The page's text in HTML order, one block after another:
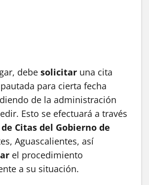
debe solicitar una cita
para cierta fecha
de la administración
Esto se efectuará a través
Citas del Gobierno de
Aguascalientes, así
el procedimiento
a su situación.